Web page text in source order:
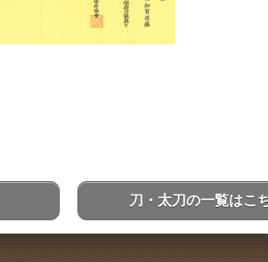
刀・太刀の一覧はこ